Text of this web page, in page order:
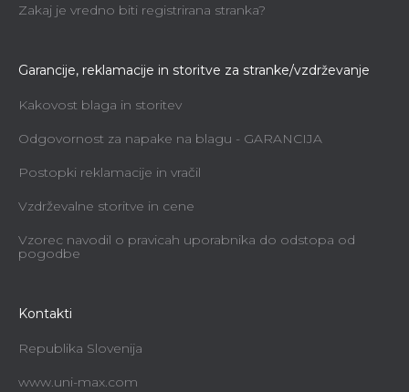
Zakaj je vredno biti registrirana stranka?
Garancije, reklamacije in storitve za stranke/vzdrževanje
Kakovost blaga in storitev
Odgovornost za napake na blagu - GARANCIJA
Postopki reklamacije in vračil
Vzdrževalne storitve in cene
Vzorec navodil o pravicah uporabnika do odstopa od
pogodbe
Kontakti
Republika Slovenija
www.uni-max.com